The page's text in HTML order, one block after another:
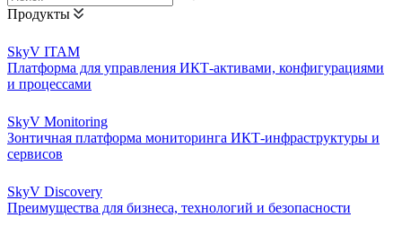
Продукты
SkyV ITAM
Платформа для управления ИКТ-активами, конфигурациями
и процессами
SkyV Monitoring
Зонтичная платформа мониторинга ИКТ-инфраструктуры и
сервисов
SkyV Discovery
Преимущества для бизнеса, технологий и безопасности